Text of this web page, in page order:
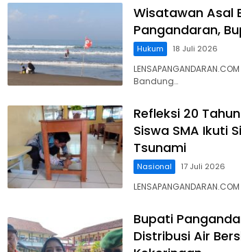
Wisatawan Asal
Pangandaran,
Hukum 18 Juli 2026
Bandung…
Refleksi 20
Siswa SMA Ikuti
Tsunami
Nasional 17 Juli 2026
Bupati
Distribusi Air